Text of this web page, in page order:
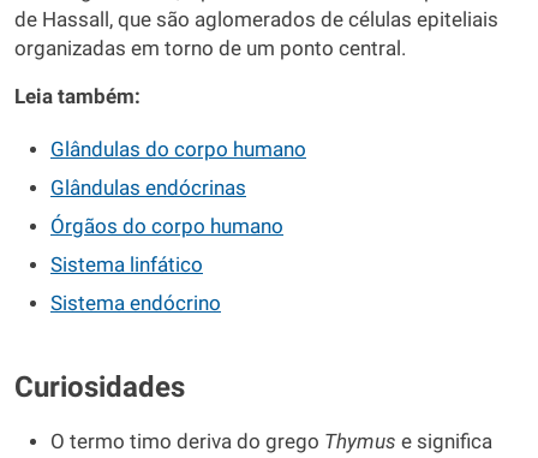
de Hassall, que são aglomerados de células epiteliais
organizadas em torno de um ponto central.
Leia também:
Glândulas do corpo humano
Glândulas endócrinas
Órgãos do corpo humano
Sistema linfático
Sistema endócrino
Curiosidades
O termo timo deriva do grego Thymus e significa